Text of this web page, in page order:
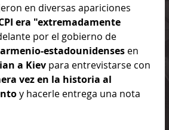
en diversas apariciones
era "extremadamente
por el gobierno de
estadounidenses en
a Kiev para entrevistarse con
vez en la historia al
y hacerle entrega una nota